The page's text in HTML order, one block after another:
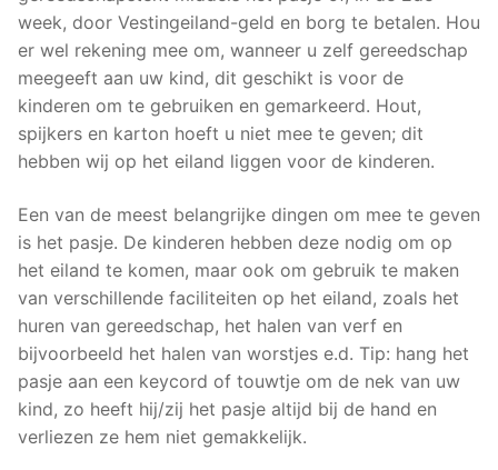
week, door Vestingeiland-geld en borg te betalen. Hou
er wel rekening mee om, wanneer u zelf gereedschap
meegeeft aan uw kind, dit geschikt is voor de
kinderen om te gebruiken en gemarkeerd. Hout,
spijkers en karton hoeft u niet mee te geven; dit
hebben wij op het eiland liggen voor de kinderen.
Een van de meest belangrijke dingen om mee te geven
is het pasje. De kinderen hebben deze nodig om op
het eiland te komen, maar ook om gebruik te maken
van verschillende faciliteiten op het eiland, zoals het
huren van gereedschap, het halen van verf en
bijvoorbeeld het halen van worstjes e.d. Tip: hang het
pasje aan een keycord of touwtje om de nek van uw
kind, zo heeft hij/zij het pasje altijd bij de hand en
verliezen ze hem niet gemakkelijk.